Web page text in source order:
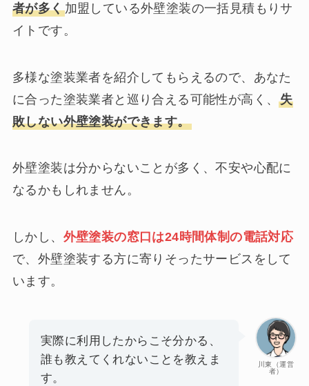
者が多く加盟している外壁塗装の一括見積もりサ
イトです。
多様な塗装業者を紹介してもらえるので、あなた
に合った塗装業者と巡り合える可能性が高く、失
敗しない外壁塗装ができます。
外壁塗装は分からないことが多く、不安や心配に
なるかもしれません。
しかし、 外壁塗装の窓口は24時間体制の電話対応
で、外壁塗装する方に寄りそったサービスをして
います。
川東（運営
者）
実際に利用したからこそ分かる、
誰も教えてくれないことを教えま
す。